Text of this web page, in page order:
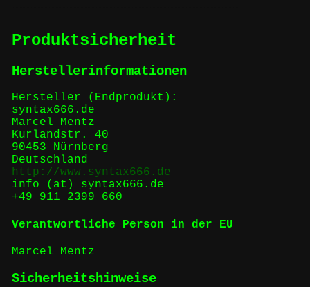
Produktsicherheit
Herstellerinformationen
Hersteller (Endprodukt):
syntax666.de
Marcel Mentz
Kurlandstr. 40
90453 Nürnberg
Deutschland
http://www.syntax666.de
info (at) syntax666.de
+49 911 2399 660
Verantwortliche Person in der EU
Marcel Mentz
Sicherheitshinweise